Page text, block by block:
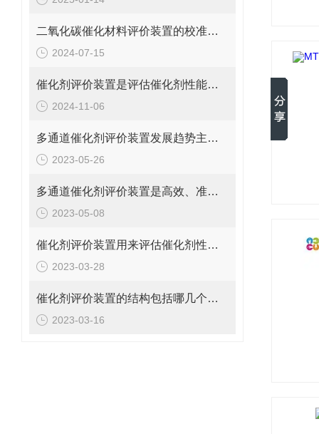
二氧化碳催化材料评价装置的校准与维护方法
2024-07-15
催化剂评价装置是评估催化剂性能和活性的重要工具
2024-11-06
多通道催化剂评价装置发展趋势主要包括哪几个方面？
2023-05-26
多通道催化剂评价装置是高效、准确的催化剂性能评估工具
2023-05-08
催化剂评价装置用来评估催化剂性能的方法包括哪些？
2023-03-28
催化剂评价装置的结构包括哪几个部分？
2023-03-16